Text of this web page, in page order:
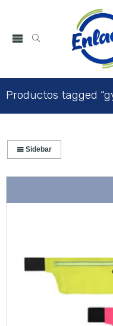
Productos tagged
Sidebar